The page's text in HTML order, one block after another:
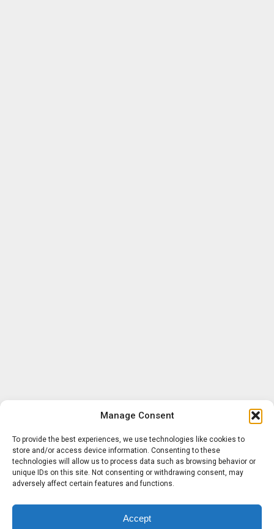
Manage Consent
To provide the best experiences, we use technologies like cookies to
store and/or access device information. Consenting to these
technologies will allow us to process data such as browsing behavior or
unique IDs on this site. Not consenting or withdrawing consent, may
adversely affect certain features and functions.
Accept